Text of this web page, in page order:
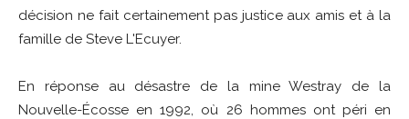
décision ne fait certainement pas justice aux amis et à la
famille de Steve L'Ecuyer.
En réponse au désastre de la mine Westray de la
Nouvelle-Écosse en 1992, où 26 hommes ont péri en